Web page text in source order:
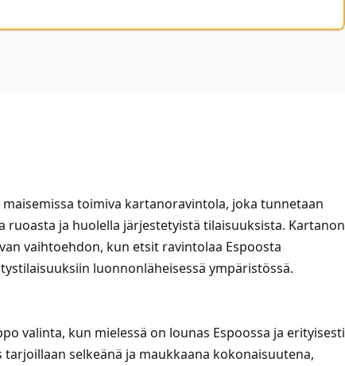
toimiva kartanoravintola, joka tunnetaan
ja huolella järjestetyistä tilaisuuksista. Kartanon
vaihtoehdon, kun etsit ravintolaa Espoosta
luonnonläheisessä ympäristössä.
valinta, kun mielessä on lounas Espoossa ja erityisesti
selkeänä ja maukkaana kokonaisuutena,